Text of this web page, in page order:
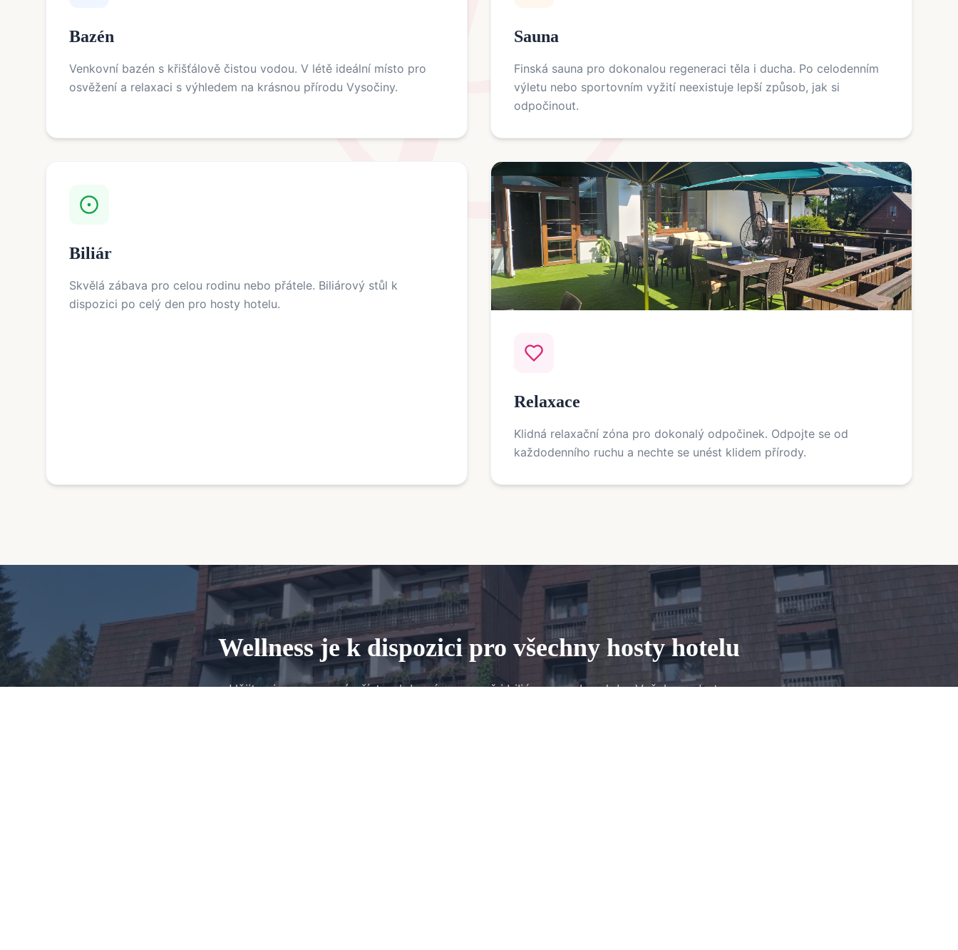
Bazén
Venkovní bazén s křišťálově čistou vodou. V létě ideální místo pro
osvěžení a relaxaci s výhledem na krásnou přírodu Vysočiny.
Sauna
Finská sauna pro dokonalou regeneraci těla i ducha. Po celodenním
výletu nebo sportovním vyžití neexistuje lepší způsob, jak si
odpočinout.
Biliár
Skvělá zábava pro celou rodinu nebo přátele. Biliárový stůl k
dispozici po celý den pro hosty hotelu.
Relaxace
Klidná relaxační zóna pro dokonalý odpočinek. Odpojte se od
každodenního ruchu a nechte se unést klidem přírody.
Wellness je k dispozici pro všechny hosty hotelu
Užijte si neomezený přístup k bazénu, sauně i biliáru po celou dobu Vašeho pobytu.